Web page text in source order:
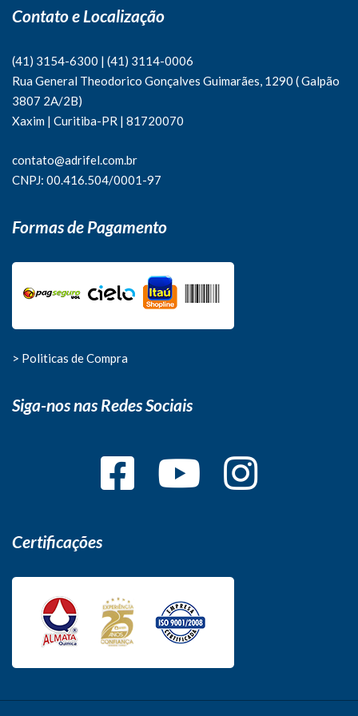
Contato e Localização
(41) 3154-6300 | (41) 3114-0006
Rua General Theodorico Gonçalves Guimarães, 1290 ( Galpão
3807 2A/2B)
Xaxim | Curitiba-PR | 81720070
contato@adrifel.com.br
CNPJ: 00.416.504/0001-97
Formas de Pagamento
> Politicas de Compra
Siga-nos nas Redes Sociais
Certificações